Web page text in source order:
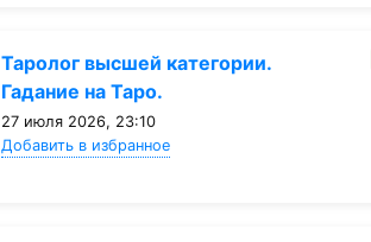
Таролог высшей категории.
Гадание на Таро.
27 июля 2026, 23:10
Добавить в избранное